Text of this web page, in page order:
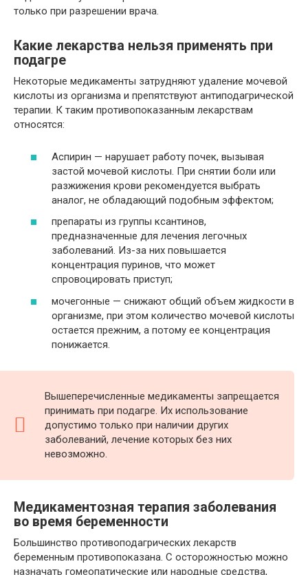
только при разрешении врача.
Какие лекарства нельзя применять при
подагре
Некоторые медикаменты затрудняют удаление мочевой
кислоты из организма и препятствуют антиподагрической
терапии. К таким противопоказанным лекарствам
относятся:
Аспирин — нарушает работу почек, вызывая
застой мочевой кислоты. При снятии боли или
разжижения крови рекомендуется выбрать
аналог, не обладающий подобным эффектом;
препараты из группы ксантинов,
предназначенные для лечения легочных
заболеваний. Из-за них повышается
концентрация пуринов, что может
спровоцировать приступ;
мочегонные — снижают общий объем жидкости в
организме, при этом количество мочевой кислоты
остается прежним, а потому ее концентрация
понижается.
Вышеперечисленные медикаменты запрещается
принимать при подагре. Их использование
допустимо только при наличии других
заболеваний, лечение которых без них
невозможно.
Медикаментозная терапия заболевания
во время беременности
Большинство противоподагрических лекарств
беременным противопоказана. С осторожностью можно
назначать гомеопатические или народные средства,